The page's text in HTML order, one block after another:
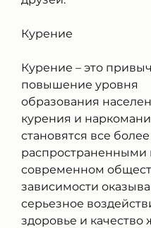
Курение
Курение – это
повышение уровня
образования
курения и
становятся все более
распространенными
современном
зависимости
серьезное
здоровье и качество